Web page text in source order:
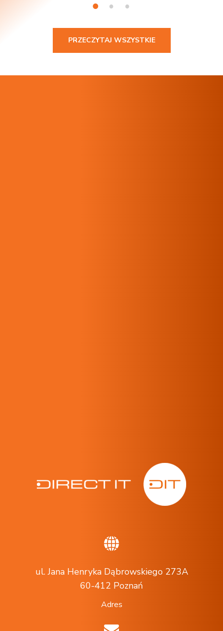
1 2 3
PRZECZYTAJ WSZYSTKIE
ul. Jana Henryka Dąbrowskiego 273A
60-412 Poznań
Adres